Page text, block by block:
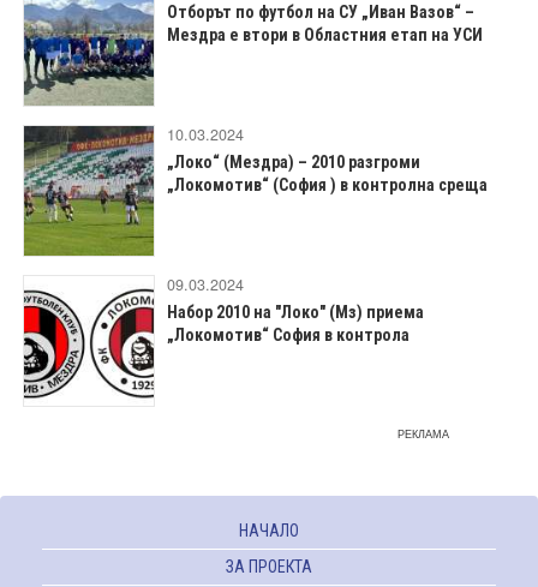
Отборът по футбол на СУ „Иван Вазов“ –
Мездра е втори в Областния етап на УСИ
10.03.2024
„Локо“ (Мездра) – 2010 разгроми
„Локомотив“ (София ) в контролна среща
09.03.2024
Набор 2010 на "Локо" (Мз) приема
„Локомотив“ София в контрола
РЕКЛАМА
НАЧАЛО
ЗА ПРОЕКТА